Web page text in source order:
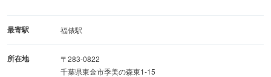
最寄駅 福俵駅
所在地
〒283-0822
千葉県東金市季美の森東1-15